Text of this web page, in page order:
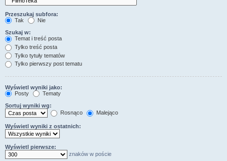
Przeszukaj subfora:
Tak
Nie
Szukaj w:
Temat i treść posta
Tylko treść posta
Tylko tytuły tematów
Tylko pierwszy post tematu
Wyświetl wyniki jako:
Posty
Tematy
Sortuj wyniki wg:
Rosnąco
Malejąco
Wyświetl wyniki z ostatnich:
Wyświetl pierwsze:
znaków w poście